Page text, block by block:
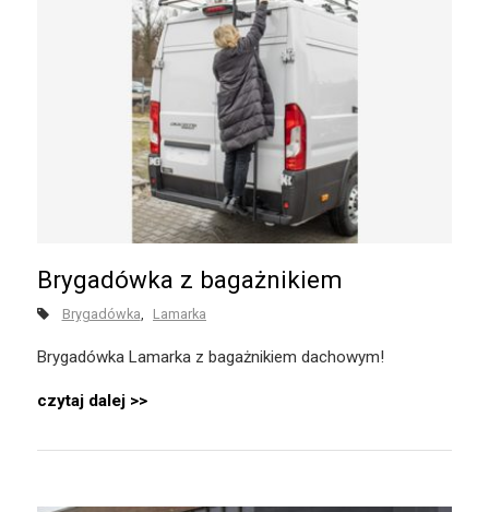
Brygadówka z bagażnikiem
Brygadówka Lamarka
Brygadówka Lamarka z bagażnikiem dachowym!
czytaj dalej